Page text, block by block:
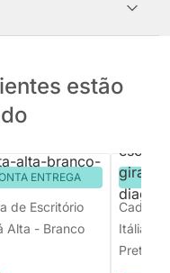
estão
ENTREGA
de Escritório
Alta - Branco
Cadeira
Itália
Preta